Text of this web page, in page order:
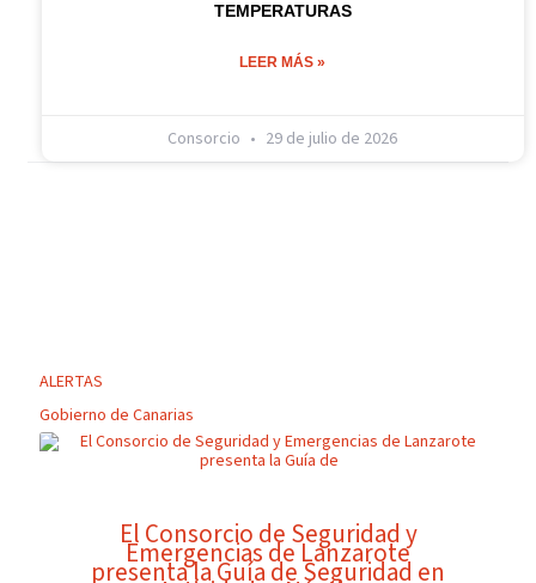
TEMPERATURAS
LEER MÁS »
Consorcio 29 de julio de 2026
ALERTAS
Gobierno de Canarias
El Consorcio de Seguridad y
Emergencias de Lanzarote
presenta la Guía de Seguridad en